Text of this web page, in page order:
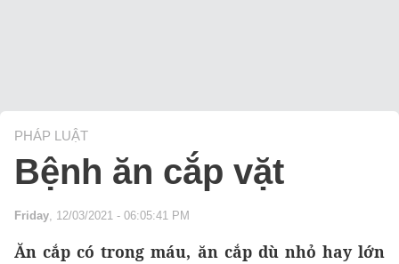
PHÁP LUẬT
Bệnh ăn cắp vặt
Friday, 12/03/2021 - 06:05:41 PM
Ăn cắp có trong máu, ăn cắp dù nhỏ hay lớn